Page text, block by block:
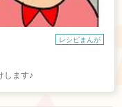
レシピまんが
します♪